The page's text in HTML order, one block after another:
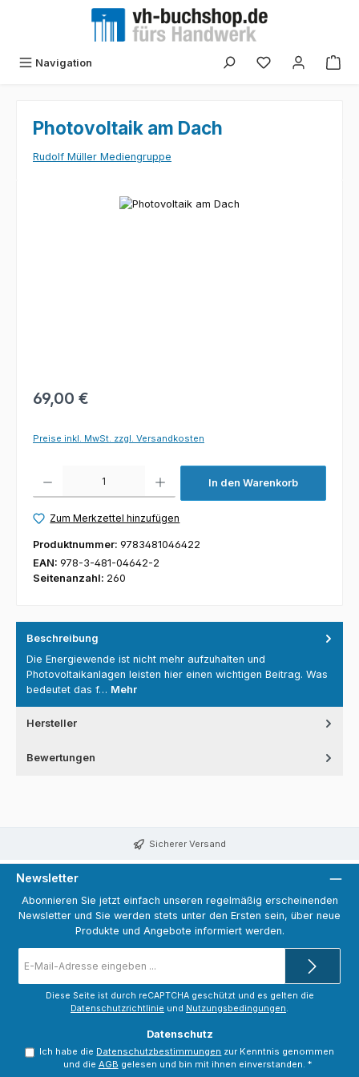
Zum Hauptinhalt springen
Navigation
Photovoltaik am Dach
Rudolf Müller Mediengruppe
Bildergalerie überspringen
69,00 €
Preise inkl. MwSt. zzgl. Versandkosten
In den Warenkorb
Zum Merkzettel hinzufügen
Produktnummer: 9783481046422
EAN: 978-3-481-04642-2
Seitenanzahl: 260
Beschreibung
Die Energiewende ist nicht mehr aufzuhalten und
Photovoltaikanlagen leisten hier einen wichtigen Beitrag. Was
bedeutet das f… Mehr
Hersteller
Bewertungen
Sicherer Versand
Newsletter
Abonnieren Sie jetzt einfach unseren regelmäßig erscheinenden
Newsletter und Sie werden stets unter den Ersten sein, über neue
Produkte und Angebote informiert werden.
Mail-
Adresse
Diese Seite ist durch reCAPTCHA geschützt und es gelten die
Datenschutzrichtlinie und Nutzungsbedingungen.
Datenschutz
Ich habe die Datenschutzbestimmungen zur Kenntnis genommen
und die AGB gelesen und bin mit ihnen einverstanden. *